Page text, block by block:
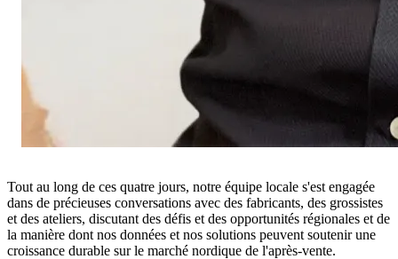
Tout au long de ces quatre jours, notre équipe locale s'est engagée
dans de précieuses conversations avec des fabricants, des grossistes
et des ateliers, discutant des défis et des opportunités régionales et de
la manière dont nos données et nos solutions peuvent soutenir une
croissance durable sur le marché nordique de l'après-vente.